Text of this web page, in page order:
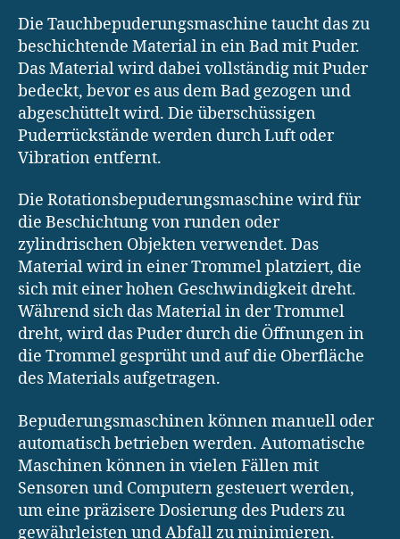
Die Tauchbepuderungsmaschine taucht das zu
beschichtende Material in ein Bad mit Puder.
Das Material wird dabei vollständig mit Puder
bedeckt, bevor es aus dem Bad gezogen und
abgeschüttelt wird. Die überschüssigen
Puderrückstände werden durch Luft oder
Vibration entfernt.
Die Rotationsbepuderungsmaschine wird für
die Beschichtung von runden oder
zylindrischen Objekten verwendet. Das
Material wird in einer Trommel platziert, die
sich mit einer hohen Geschwindigkeit dreht.
Während sich das Material in der Trommel
dreht, wird das Puder durch die Öffnungen in
die Trommel gesprüht und auf die Oberfläche
des Materials aufgetragen.
Bepuderungsmaschinen können manuell oder
automatisch betrieben werden. Automatische
Maschinen können in vielen Fällen mit
Sensoren und Computern gesteuert werden,
um eine präzisere Dosierung des Puders zu
gewährleisten und Abfall zu minimieren.